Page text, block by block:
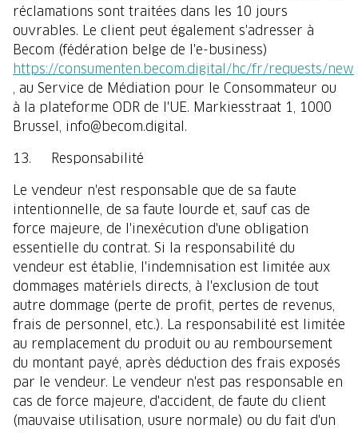
réclamations sont traitées dans les 10 jours
ouvrables. Le client peut également s'adresser à
Becom (fédération belge de l'e-business)
https://consumenten.becom.digital/hc/fr/requests/new
, au Service de Médiation pour le Consommateur ou
à la plateforme ODR de l'UE. Markiesstraat 1, 1000
Brussel, info@becom.digital.
13. Responsabilité
Le vendeur n'est responsable que de sa faute
intentionnelle, de sa faute lourde et, sauf cas de
force majeure, de l'inexécution d'une obligation
essentielle du contrat. Si la responsabilité du
vendeur est établie, l'indemnisation est limitée aux
dommages matériels directs, à l'exclusion de tout
autre dommage (perte de profit, pertes de revenus,
frais de personnel, etc.). La responsabilité est limitée
au remplacement du produit ou au remboursement
du montant payé, après déduction des frais exposés
par le vendeur. Le vendeur n'est pas responsable en
cas de force majeure, d'accident, de faute du client
(mauvaise utilisation, usure normale) ou du fait d'un